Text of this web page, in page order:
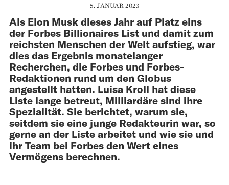
5. JANUAR 2023
Als Elon Musk dieses Jahr auf Platz eins
der Forbes Billionaires List und damit zum
reichsten Menschen der Welt aufstieg, war
dies das Ergebnis monatelanger
Recherchen, die Forbes und Forbes-
Redaktionen rund um den Globus
angestellt hatten. Luisa Kroll hat diese
Liste lange betreut, Milliardäre sind ihre
Spezialität. Sie berichtet, warum sie,
seitdem sie eine junge Redakteurin war, so
gerne an der Liste arbeitet und wie sie und
ihr Team bei Forbes den Wert eines
Vermögens berechnen.